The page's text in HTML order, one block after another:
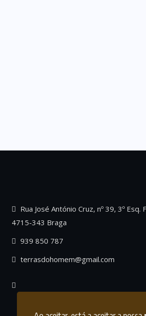
Rua José António Cruz, nº 39, 3º Esq.
4715-343 Braga
939 850 787
terrasdohomem@gmail.com